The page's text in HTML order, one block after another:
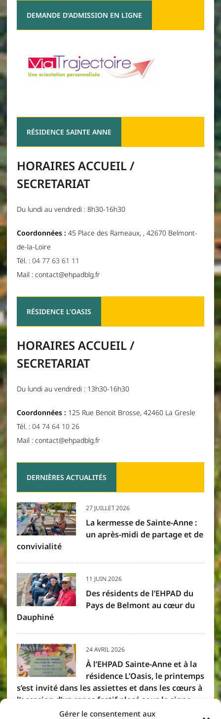
Gérer le consentement aux
DEMANDE D’ADMISSION EN LIGNE
RÉSIDENCE SAINTE ANNE
HORAIRES ACCUEIL /
SECRETARIAT
Du lundi au vendredi : 8h30-16h30
Coordonnées : 45 Place des Rameaux, , 42670 Belmont-
de-la-Loire
Tél. : 04 77 63 61 11
Mail : contact@ehpadblg.fr
RÉSIDENCE L’OASIS
HORAIRES ACCUEIL /
SECRETARIAT
Du lundi au vendredi : 13h30-16h30
Coordonnées : 125 Rue Benoit Brosse, 42460 La Gresle
Tél. : 04 74 64 10 26
Mail : contact@ehpadblg.fr
DERNIÈRES ACTUALITÉS
27 JUILLET 2026
La kermesse de Sainte-Anne :
un après-midi de partage et de
convivialité
11 JUIN 2026
Des résidents de l’EHPAD du
Pays de Belmont au cœur du
Dauphiné
24 AVRIL 2026
À l’EHPAD Sainte-Anne et à la
résidence L’Oasis, le printemps
s’est invité dans les assiettes et dans les cœurs à
l’occasion d’un repas festif placé sous le signe
des saveurs créoles. Résidents et membres du